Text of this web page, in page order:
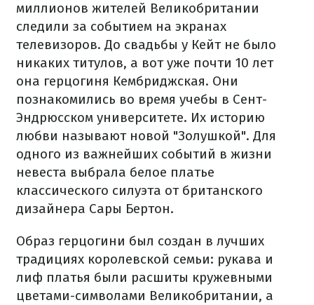
миллионов жителей Великобритании
следили за событием на экранах
телевизоров. До свадьбы у Кейт не было
никаких титулов, а вот уже почти 10 лет
она герцогиня Кембриджская. Они
познакомились во время учебы в Сент-
Эндрюсском университете. Их историю
любви называют новой "Золушкой". Для
одного из важнейших событий в жизни
невеста выбрала белое платье
классического силуэта от британского
дизайнера Сары Бертон.
Образ герцогини был создан в лучших
традициях королевской семьи: рукава и
лиф платья были расшиты кружевными
цветами-символами Великобритании, а